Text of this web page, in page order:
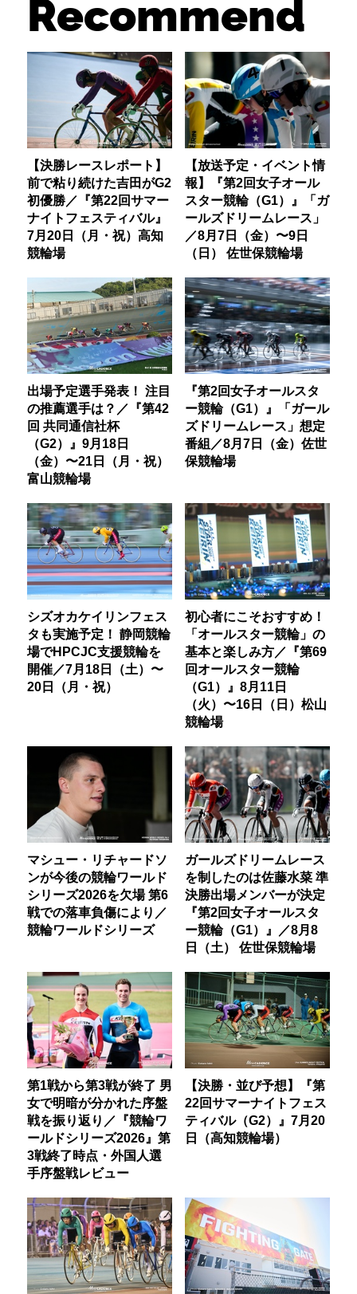
Recommend
【決勝レースレポート】
前で粘り続けた吉田がG2
初優勝／『第22回サマー
ナイトフェスティバル』
7月20日（月・祝）高知
競輪場
【放送予定・イベント情
報】『第2回女子オール
スター競輪（G1）』「ガ
ールズドリームレース」
／8月7日（金）〜9日
（日） 佐世保競輪場
出場予定選手発表！ 注目
の推薦選手は？／『第42
回 共同通信社杯
（G2）』9月18日
（金）〜21日（月・祝）
富山競輪場
『第2回女子オールスタ
ー競輪（G1）』「ガール
ズドリームレース」想定
番組／8月7日（金）佐世
保競輪場
シズオカケイリンフェス
タも実施予定！ 静岡競輪
場でHPCJC支援競輪を
開催／7月18日（土）〜
20日（月・祝）
初心者にこそおすすめ！
「オールスター競輪」の
基本と楽しみ方／『第69
回オールスター競輪
（G1）』8月11日
（火）〜16日（日）松山
競輪場
マシュー・リチャードソ
ンが今後の競輪ワールド
シリーズ2026を欠場 第6
戦での落車負傷により／
競輪ワールドシリーズ
ガールズドリームレース
を制したのは佐藤水菜 準
決勝出場メンバーが決定
『第2回女子オールスタ
ー競輪（G1）』／8月8
日（土） 佐世保競輪場
第1戦から第3戦が終了 男
女で明暗が分かれた序盤
戦を振り返り／『競輪ワ
ールドシリーズ2026』第
3戦終了時点・外国人選
手序盤戦レビュー
【決勝・並び予想】『第
22回サマーナイトフェス
ティバル（G2）』7月20
日（高知競輪場）